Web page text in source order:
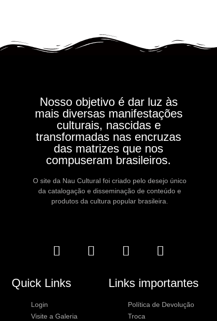
Nosso objetivo é dar luz às
mais diversas manifestações
culturais, nascidas e
transformadas nas encruzas
das matrizes que nos
compuseram brasileiros.
O site da Nau Cultural foi criado pelo desejo único
da catalogação e disseminação de conteúdo e
produtos da cultura popular brasileira.
Quick Links
Login
Visite a Galeria
Links importantes
Política de Devolução
Troca